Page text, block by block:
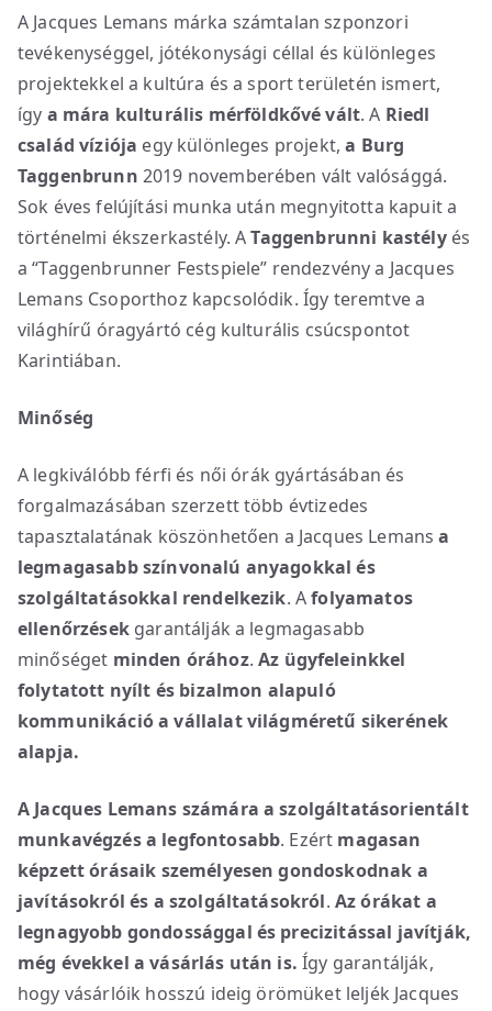
A Jacques Lemans márka számtalan szponzori
tevékenységgel, jótékonysági céllal és különleges
projektekkel a kultúra és a sport területén ismert,
így a mára kulturális mérföldkővé vált. A Riedl
család víziója egy különleges projekt,a Burg
Taggenbrunn 2019 novemberében vált valósággá.
Sok éves felújítási munka után megnyitotta kapuit a
történelmi ékszerkastély. ATaggenbrunni kastélyés
a “Taggenbrunner Festspiele” rendezvény a Jacques
Lemans Csoporthoz kapcsolódik. Így teremtve a
világhírű óragyártó cég kulturális csúcspontot
Karintiában.
Minőség
A legkiválóbb férfi és női órák gyártásában és
forgalmazásában szerzett több évtizedes
tapasztalatának köszönhetően a Jacques Lemansa
legmagasabb színvonalú anyagokkal és
szolgáltatásokkal rendelkezik. Afolyamatos
ellenőrzésekgarantálják a legmagasabb
minőséget minden órához.Az ügyfeleinkkel
folytatott nyílt és bizalmon alapuló
kommunikáció a vállalat világméretű sikerének
alapja.
A Jacques Lemans számára a szolgáltatásorientált
munkavégzés a legfontosabb. Ezért magasan
képzett órásaik személyesen gondoskodnak a
javításokról és a szolgáltatásokról. Az órákat a
legnagyobb gondossággal és precizitással javítják,
még évekkel a vásárlás után is. Így garantálják,
hogy vásárlóik hosszú ideig örömüket leljék Jacques